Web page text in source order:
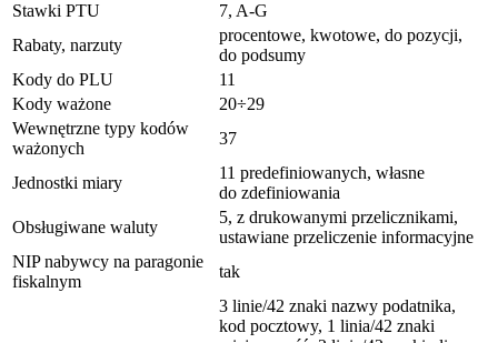
Stawki PTU
7, A-G
Rabaty, narzuty
procentowe, kwotowe, do pozycji,
do podsumy
Kody do PLU
11
Kody ważone
20÷29
Wewnętrzne typy kodów
ważonych
37
Jednostki miary
11 predefiniowanych, własne
do zdefiniowania
Obsługiwane waluty
5, z drukowanymi przelicznikami,
ustawiane przeliczenie informacyjne
NIP nabywcy na paragonie
fiskalnym
tak
3 linie/42 znaki nazwy podatnika,
kod pocztowy, 1 linia/42 znaki